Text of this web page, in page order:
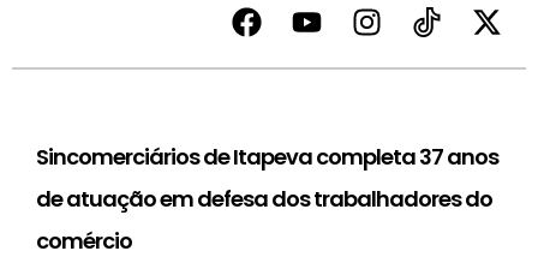
Sincomerciários de Itapeva completa 37 anos
de atuação em defesa dos trabalhadores do
comércio